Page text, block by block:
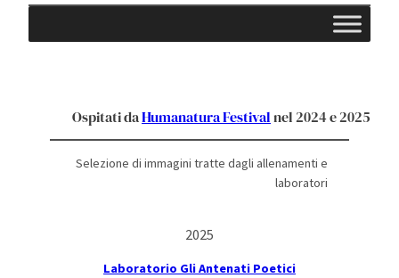
Ospitati daHumanatura Festivalnel 2024 e 2025
Selezione di immagini tratte dagli allenamenti e
laboratori
2025
Laboratorio Gli Antenati Poetici